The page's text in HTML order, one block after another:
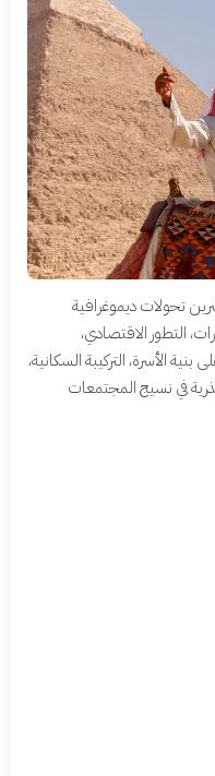
تحولات ديموغرافية
التطور الاقتصادي،
الأسرة، التركيبة السكانية،
في نسيج المجتمعات